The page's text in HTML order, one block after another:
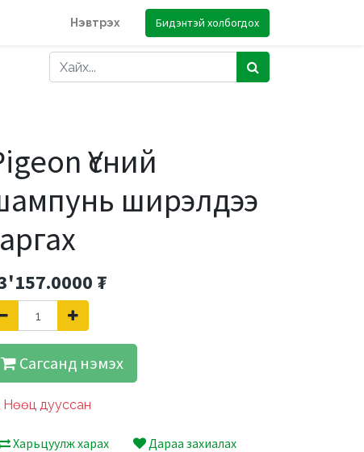
Нэвтрэх Бидэнтэй холбогдох
Үсний
ширэлдээ
₮
Сагсанд нэмэх
Нөөц дууссан
Харьцуулж харах Дараа захиалах